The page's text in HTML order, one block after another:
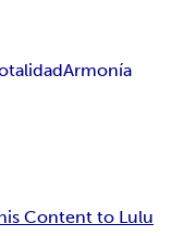
Armonía
Content to Lulu